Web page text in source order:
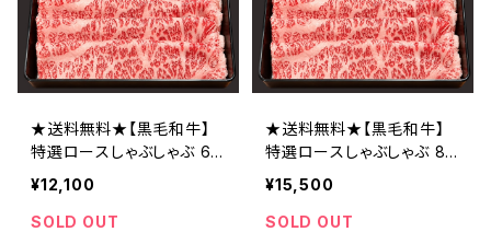
★送料無料★【黒毛和牛】
特選ロースしゃぶしゃぶ 60
0g
¥12,100
SOLD OUT
★送料無料★【黒毛和牛】
特選ロースしゃぶしゃぶ 80
0g
¥15,500
SOLD OUT